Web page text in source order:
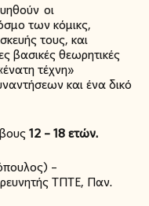
οι
των κόμικς,
τους, και
βασικές θεωρητικές
τέχνη»
και ένα δικό
12 – 18 ετών.
–
ΤΠΤΕ, Παν.